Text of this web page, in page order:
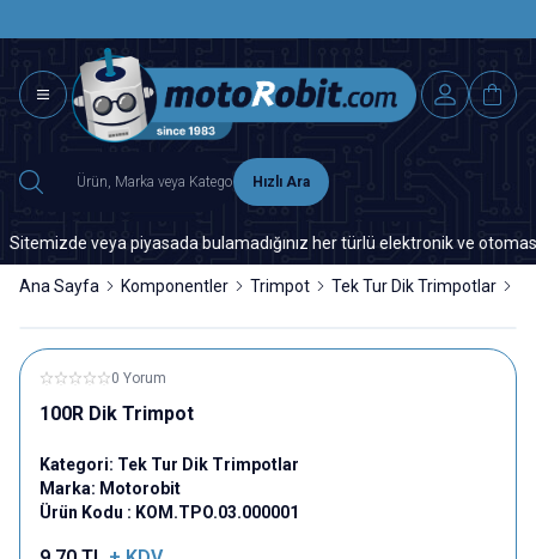
Hızlı Ara
veya piyasada bulamadığınız her türlü elektronik ve
Ana Sayfa Komponentler Trimpot Tek Tur Dik Trimpotlar
0 Yorum
100R Dik Trimpot
Kategori: Tek Tur Dik Trimpotlar
Marka: Motorobit
Ürün Kodu : KOM.TPO.03.000001